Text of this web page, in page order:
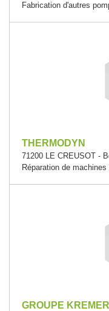
Fabrication d'autres
THERMODYN
71200 LE CREUSOT -
Réparation de
GROUPE KREMER